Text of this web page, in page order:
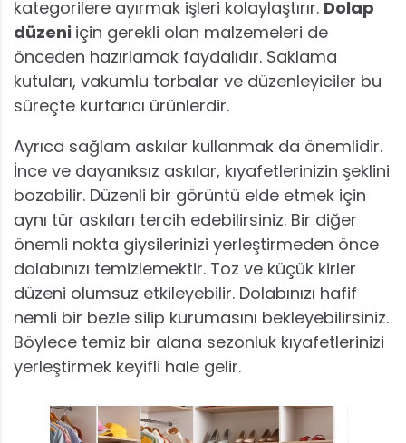
kategorilere ayırmak işleri kolaylaştırır. Dolap
düzeni için gerekli olan malzemeleri de
önceden hazırlamak faydalıdır. Saklama
kutuları, vakumlu torbalar ve düzenleyiciler bu
süreçte kurtarıcı ürünlerdir.
Ayrıca sağlam askılar kullanmak da önemlidir.
İnce ve dayanıksız askılar, kıyafetlerinizin şeklini
bozabilir. Düzenli bir görüntü elde etmek için
aynı tür askıları tercih edebilirsiniz. Bir diğer
önemli nokta giysilerinizi yerleştirmeden önce
dolabınızı temizlemektir. Toz ve küçük kirler
düzeni olumsuz etkileyebilir. Dolabınızı hafif
nemli bir bezle silip kurumasını bekleyebilirsiniz.
Böylece temiz bir alana sezonluk kıyafetlerinizi
yerleştirmek keyifli hale gelir.